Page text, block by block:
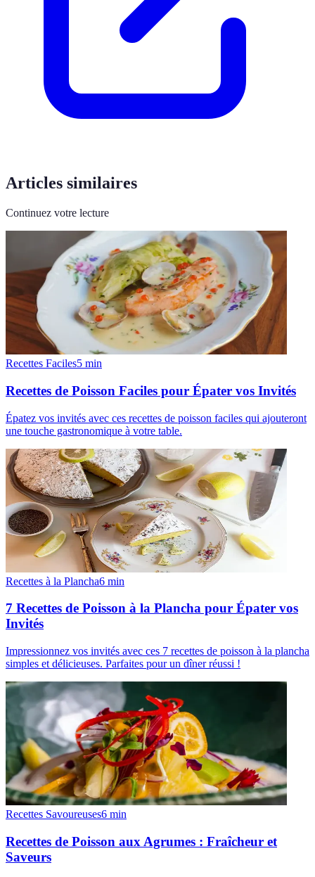
Articles similaires
Continuez votre lecture
Recettes Faciles5 min
Recettes de Poisson Faciles pour Épater vos Invités
Épatez vos invités avec ces recettes de poisson faciles qui ajouteront
une touche gastronomique à votre table.
Recettes à la Plancha6 min
7 Recettes de Poisson à la Plancha pour Épater vos
Invités
Impressionnez vos invités avec ces 7 recettes de poisson à la plancha
simples et délicieuses. Parfaites pour un dîner réussi !
Recettes Savoureuses6 min
Recettes de Poisson aux Agrumes : Fraîcheur et
Saveurs